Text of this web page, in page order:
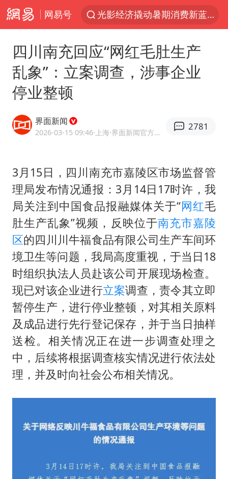
网易号
光影经济撬动暑期消费新蓝海
《欢迎来龙餐馆》口碑
郑丽文：台湾从来没有“独立”过
酒店花洒现排泄物住客索赔遭拒
杭州全市有序停课
夏日经济乘“热”而上 消费市场向“新”而行
上四休三，但降薪1000元，你接受吗？
宇树王兴兴被问了360多个问题
全民健身事业高质量发展
唐田赛前发布会上引用《孙子兵法》
乐享全民健身 共筑健康中国
四川南充回应“网红毛肚生产
乱象”：立案调查，涉事企业
停业整顿
界面新闻
2026-03-15 09:46·上海 ·界面新闻官方网易号
2781
3月15日，四川南充市嘉陵区市场监督管
理局发布情况通报：3月14日17时许，我
局关注到中国食品报融媒体关于“网红毛
肚生产乱象”视频，反映位于南充市嘉陵
区的四川川牛福食品有限公司生产车间环
境卫生等问题，我局高度重视，于当日18
时组织执法人员赴该公司开展现场检查。
现已对该企业进行立案调查，责令其立即
暂停生产，进行停业整顿，对其相关原料
及成品进行先行登记保存，并于当日抽样
送检。相关情况正在进一步调查处理之
中，后续将根据调查核实情况进行依法处
理，并及时向社会公布相关情况。